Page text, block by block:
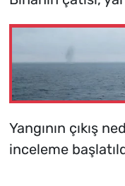
Yangının çıkış
inceleme